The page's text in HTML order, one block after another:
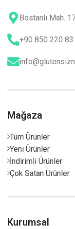
Bostanlı Mah.
+90 850 220 83
Mağaza
Tüm Ürünler
Yeni Ürünler
İndirimli Ürünler
Çok Satan Ürünler
Kurumsal